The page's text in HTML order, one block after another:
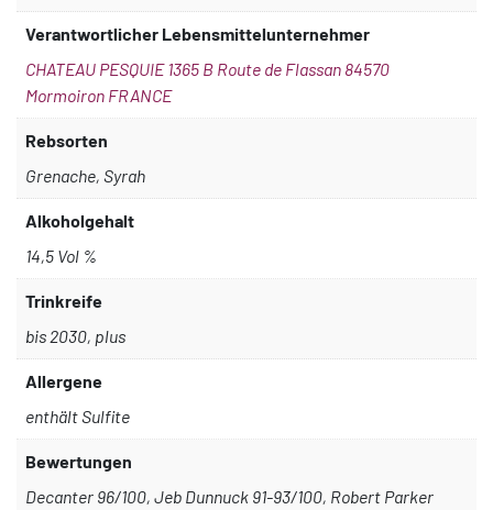
Verantwortlicher Lebensmittelunternehmer
CHATEAU PESQUIE 1365 B Route de Flassan 84570
Mormoiron FRANCE
Rebsorten
Grenache, Syrah
Alkoholgehalt
14,5 Vol %
Trinkreife
bis 2030, plus
Allergene
enthält Sulfite
Bewertungen
Decanter 96/100, Jeb Dunnuck 91-93/100, Robert Parker